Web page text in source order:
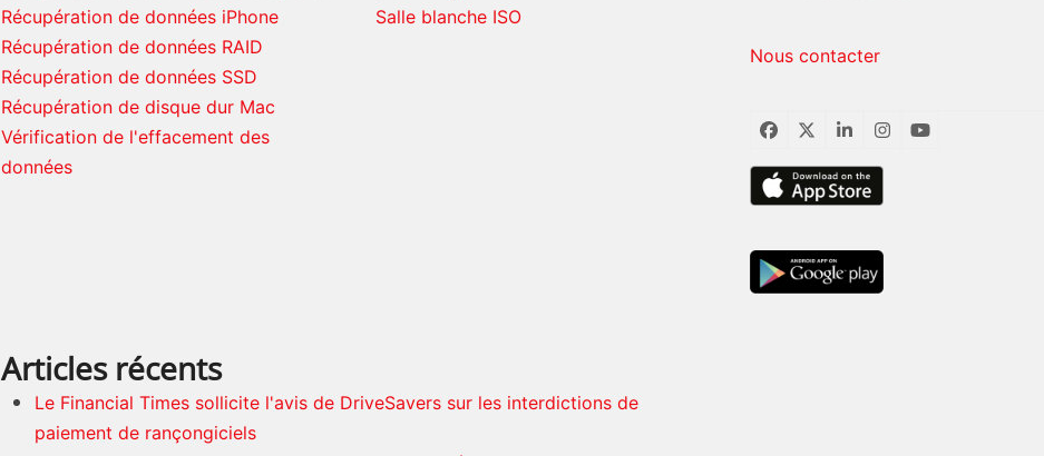
Récupération de données iPhone
Récupération de données RAID
Récupération de données SSD
Récupération de disque dur Mac
Vérification de l'effacement des
données
Salle blanche ISO
Nous contacter
Facebook
TwitterLinkedInInstagram
YouTube
Articles récents
Le Financial Times sollicite l'avis de DriveSavers sur les interdictions de
paiement de rançongiciels